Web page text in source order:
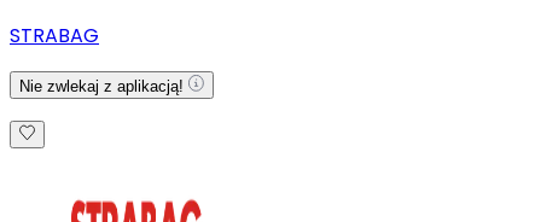
STRABAG
Nie zwlekaj z aplikacją!